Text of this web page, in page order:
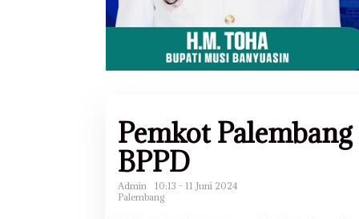
Pemkot
BPPD
Admin
10:13 - 11 Juni 2024
Palembang